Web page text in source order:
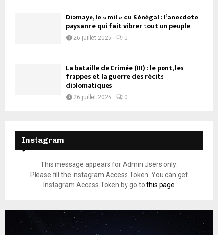
Diomaye, le « mil » du Sénégal : l’anecdote
paysanne qui fait vibrer tout un peuple
26 juillet 2026 0
La bataille de Crimée (III) : le pont, les
frappes et la guerre des récits
diplomatiques
26 juillet 2026 0
Instagram
This message appears for Admin Users only:
Please fill the Instagram Access Token. You can get
Instagram Access Token by go to this page